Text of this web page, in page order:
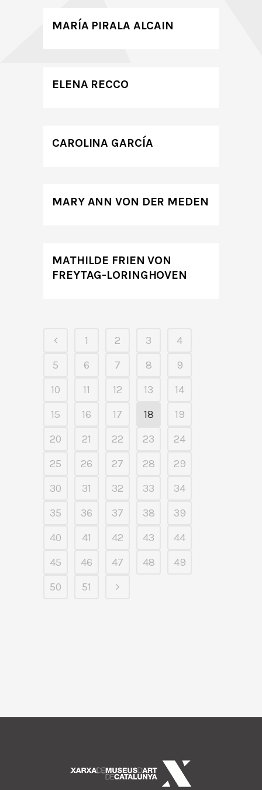
MARÍA PIRALA ALCAIN
ELENA RECCO
CAROLINA GARCÍA
MARY ANN VON DER MEDEN
MATHILDE FRIEN VON
FREYTAG-LORINGHOVEN
1 2 3
4
5
6 7 8
9
10
11 12 13
14
15
16 17 18
19
20
21 22 23
24
25
26 27 28
29
30
31 32 33
34
35
36 37 38
39
40
41 42 43
44
45
46 47 48
49
50
51